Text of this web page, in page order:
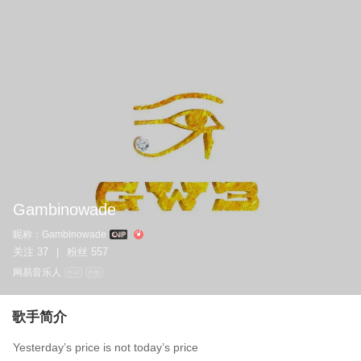
Gambinowade
昵称： Gambinowade
关注 37 粉丝 557
网易音乐人
歌手简介
Yesterday’s price is not today’s price